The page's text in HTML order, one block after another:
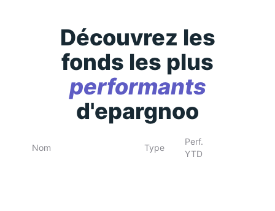
Découvrez les
fonds les plus
performants
d'epargnoo
Nom Type
Perf.
YTD